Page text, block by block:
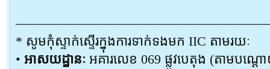
* សូមកុំស្ទាក់ស្ទើរក្នុងការទាក់ទងមក IIC តាមរយៈ
• អាសយដ្ឋានៈ អគារលេខ 069 ផ្លូវបេតុង (តាមបណ្ត